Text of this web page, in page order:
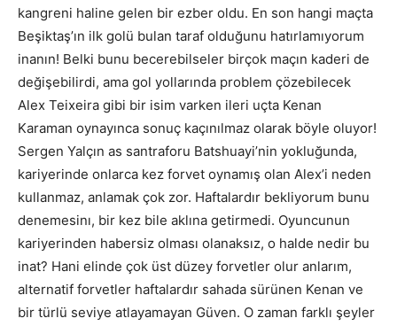
kangreni haline gelen bir ezber oldu. En son hangi maçta
Beşiktaş’ın ilk golü bulan taraf olduğunu hatırlamıyorum
inanın! Belki bunu becerebilseler birçok maçın kaderi de
değişebilirdi, ama gol yollarında problem çözebilecek
Alex Teixeira gibi bir isim varken ileri uçta Kenan
Karaman oynayınca sonuç kaçınılmaz olarak böyle oluyor!
Sergen Yalçın as santraforu Batshuayi’nin yokluğunda,
kariyerinde onlarca kez forvet oynamış olan Alex’i neden
kullanmaz, anlamak çok zor. Haftalardır bekliyorum bunu
denemesinı, bir kez bile aklına getirmedi. Oyuncunun
kariyerinden habersiz olması olanaksız, o halde nedir bu
inat? Hani elinde çok üst düzey forvetler olur anlarım,
alternatif forvetler haftalardır sahada sürünen Kenan ve
bir türlü seviye atlayamayan Güven. O zaman farklı şeyler